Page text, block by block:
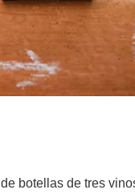
botellas de tres